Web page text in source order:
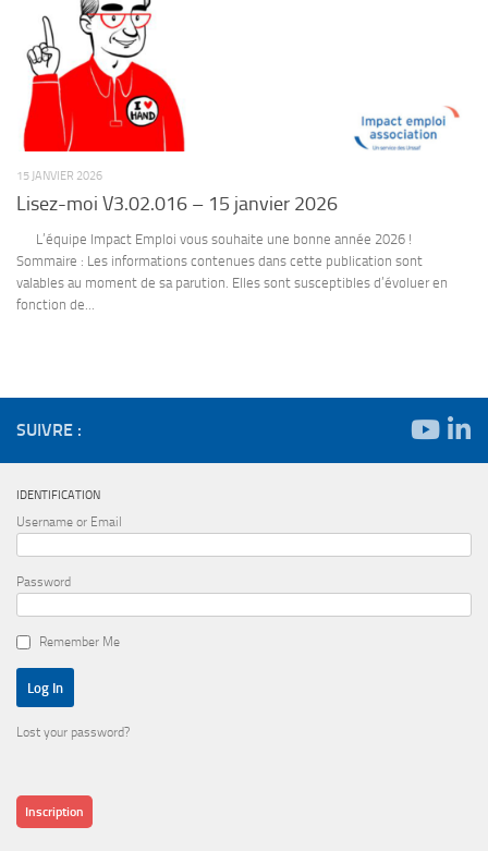
15 JANVIER 2026
Lisez-moi V3.02.016 – 15 janvier 2026
L’équipe Impact Emploi vous souhaite une bonne année 2026 !
Sommaire : Les informations contenues dans cette publication sont
valables au moment de sa parution. Elles sont susceptibles d’évoluer en
fonction de...
SUIVRE :
IDENTIFICATION
Username or Email
Password
Remember Me
Lost your password?
Inscription